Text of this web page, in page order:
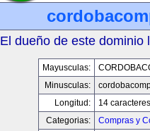
El dueño de este dominio
Mayusculas:
Minusculas:
Longitud:
14 caracteres
Categorias:
Compras y